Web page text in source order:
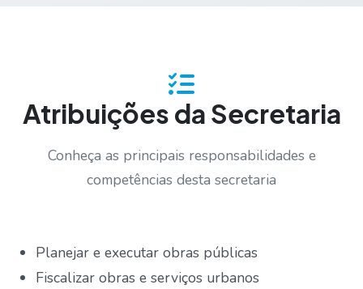
Atribuições da Secretaria
Conheça as principais responsabilidades e
competências desta secretaria
Planejar e executar obras públicas
Fiscalizar obras e serviços urbanos